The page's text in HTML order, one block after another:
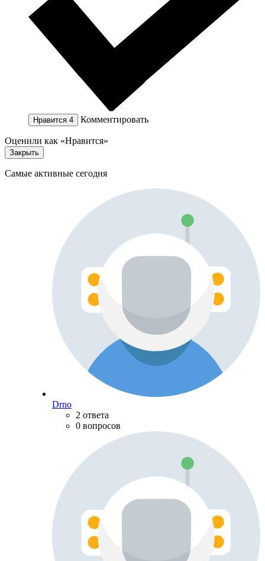
Нравится 4 Комментировать
Оценили как «Нравится»
Закрыть
Самые активные сегодня
Drno
2 ответа
0 вопросов